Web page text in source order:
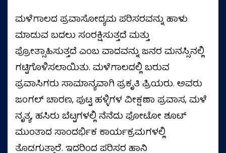
ಮಳೆಗಾಲದ ಪ್ರವಾಸೋದ್ಯಮ ಪರಿಸರವನ್ನು ಹಾಳು
ಮಾಡುವ ಬದಲು ಸಂರಕ್ಷಿಸುತ್ತದೆ ಮತ್ತು
ಪ್ರೋತ್ಸಾಹಿಸುತ್ತದೆ ಎಂಬ ವಾದವನ್ನು ಜನರ ಮನಸ್ಸಿನಲ್ಲಿ
ಗಟ್ಟಿಗೊಳಿಸಲಾಯಿತು. ಮಳೆಗಾಲದಲ್ಲಿ ಬರುವ
ಪ್ರವಾಸಿಗರು ಸಾಮಾನ್ಯವಾಗಿ ಪ್ರಕೃತಿ ಪ್ರಿಯರು. ಅವರು
ಜಂಗಲ್ ಚಾರಣ, ಪುಟ್ಟ ಹಳ್ಳಿಗಳ ವೀಕ್ಷಣಾ ಪ್ರವಾಸ, ಮಳೆ
ನೃತ್ಯ, ಹಸಿರು ಬೆಟ್ಟಗಳಲ್ಲಿ ನೆನೆದು ಫೋಟೋ ಶೂಟ್
ಮುಂತಾದ ಸಾಂದರ್ಭಿಕ ಕಾರ್ಯಕ್ರಮಗಳಲ್ಲಿ
ತೊಡಗುತ್ತಾರೆ. ಇದರಿಂದ ಪರಿಸರ ಹಾನಿ